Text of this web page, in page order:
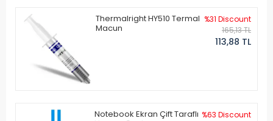
Thermalright HY510 Termal
Macun
%31 Discount
165,13 TL
113,88 TL
Notebook Ekran Çift Taraflı %63 Discount